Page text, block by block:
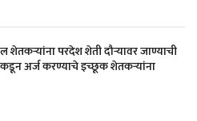
शेतकऱ्यांना परदेश शेती दौऱ्यावर जाण्याची
अर्ज करण्याचे इच्छूक शेतकऱ्यांना